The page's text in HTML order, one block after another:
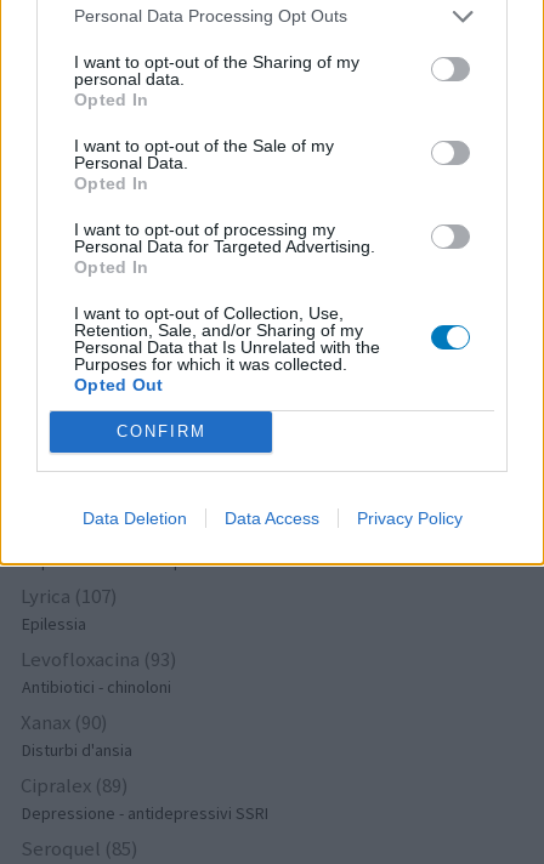
Personal Data Processing Opt Outs
I want to opt-out of the Sharing of my
personal data.
Opted In
I want to opt-out of the Sale of my
Personal Data.
Opted In
I want to opt-out of processing my
Personal Data for Targeted Advertising.
Opted In
I want to opt-out of Collection, Use,
Retention, Sale, and/or Sharing of my
Personal Data that Is Unrelated with the
Purposes for which it was collected.
Opted Out
CONFIRM
Data Deletion Data Access Privacy Policy
Paroxetina (164)
Depressione - antidepressivi SSRI
Sertralina (154)
Brintellix (142)
Depressione - antidepressivi SSRI
Champix (141)
Dipendenze
Abilify (122)
Psicosi / Schizofrenia - antipsicotici
Cymbalta (120)
Depressione - antidepressivi altro
Xeplion (116)
Psicosi / Schizofrenia - antipsicotici
Claritromicina (115)
Efexor (111)
Depressione - antidepressivi altro
Lyrica (107)
Epilessia
Levofloxacina (93)
Antibiotici - chinoloni
Xanax (90)
Disturbi d'ansia
Cipralex (89)
Depressione - antidepressivi SSRI
Seroquel (85)